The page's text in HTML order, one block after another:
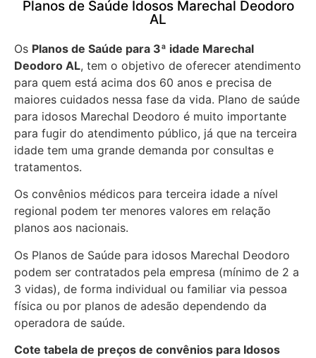
Planos de Saúde Idosos Marechal Deodoro
AL
Os Planos de Saúde para 3ª idade Marechal
Deodoro AL, tem o objetivo de oferecer atendimento
para quem está acima dos 60 anos e precisa de
maiores cuidados nessa fase da vida. Plano de saúde
para idosos Marechal Deodoro é muito importante
para fugir do atendimento público, já que na terceira
idade tem uma grande demanda por consultas e
tratamentos.
Os convênios médicos para terceira idade a nível
regional podem ter menores valores em relação
planos aos nacionais.
Os Planos de Saúde para idosos Marechal Deodoro
podem ser contratados pela empresa (mínimo de 2 a
3 vidas), de forma individual ou familiar via pessoa
física ou por planos de adesão dependendo da
operadora de saúde.
Cote tabela de preços de convênios para Idosos